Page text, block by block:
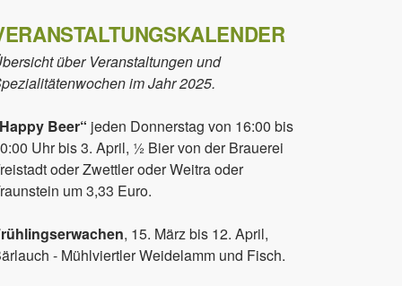
über Veranstaltungen und
im Jahr 2025.
Beer“ jeden Donnerstag von 16:00 bis
Uhr bis 3. April, ½ Bier von der Brauerei
oder Zwettler oder Weitra oder
um 3,33 Euro.
, 15. März bis 12. April,
- Mühlviertler Weidelamm und Fisch.